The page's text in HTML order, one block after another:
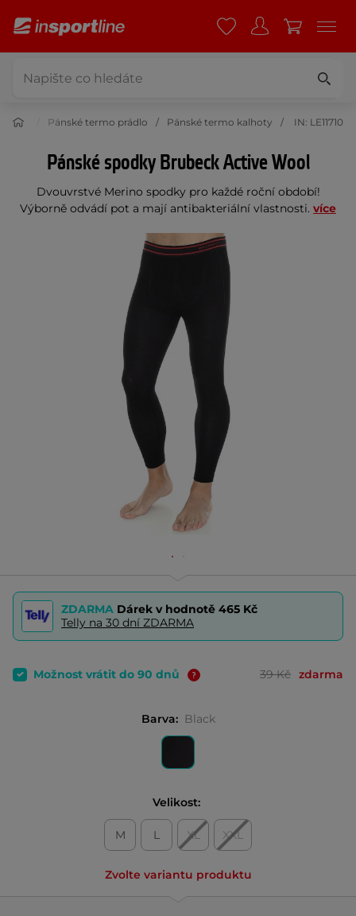
Pánské termo prádlo Pánské termo kalhoty IN: LE11710
Pánské spodky Brubeck Active Wool
Dvouvrstvé Merino spodky pro každé roční období!
Výborně odvádí pot a mají antibakteriální vlastnosti. více
ZDARMA Dárek v hodnotě 465 Kč
Telly na 30 dní ZDARMA
Možnost vrátit do 90 dnů 39 Kč zdarma
Barva: Black
Velikost:
M L XL XXL
Zvolte variantu produktu